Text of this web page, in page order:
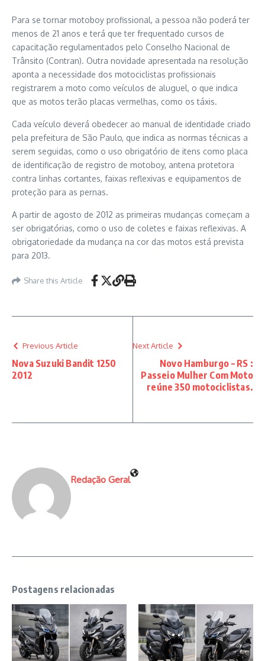
Para se tornar motoboy profissional, a pessoa não poderá ter
menos de 21 anos e terá que ter frequentado cursos de
capacitação regulamentados pelo Conselho Nacional de
Trânsito (Contran). Outra novidade apresentada na resolução
aponta a necessidade dos motociclistas profissionais
registrarem a moto como veículos de aluguel, o que indica
que as motos terão placas vermelhas, como os táxis.
Cada veículo deverá obedecer ao manual de identidade criado
pela prefeitura de São Paulo, que indica as normas técnicas a
serem seguidas, como o uso obrigatório de itens como placa
de identificação de registro de motoboy, antena protetora
contra linhas cortantes, faixas reflexivas e equipamentos de
proteção para as pernas.
A partir de agosto de 2012 as primeiras mudanças começam a
ser obrigatórias, como o uso de coletes e faixas reflexivas. A
obrigatoriedade da mudança na cor das motos está prevista
para 2013.
Share this Article
Previous Article
Nova Suzuki Bandit 1250
2012
Next Article
Novo Hamburgo – RS :
Passeio Mulher Com Moto
reúne 350 motociclistas.
Redação Geral
Postagens relacionadas